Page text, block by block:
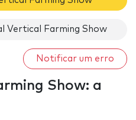
Vertical Farming Show
Notificar um erro
Show: a